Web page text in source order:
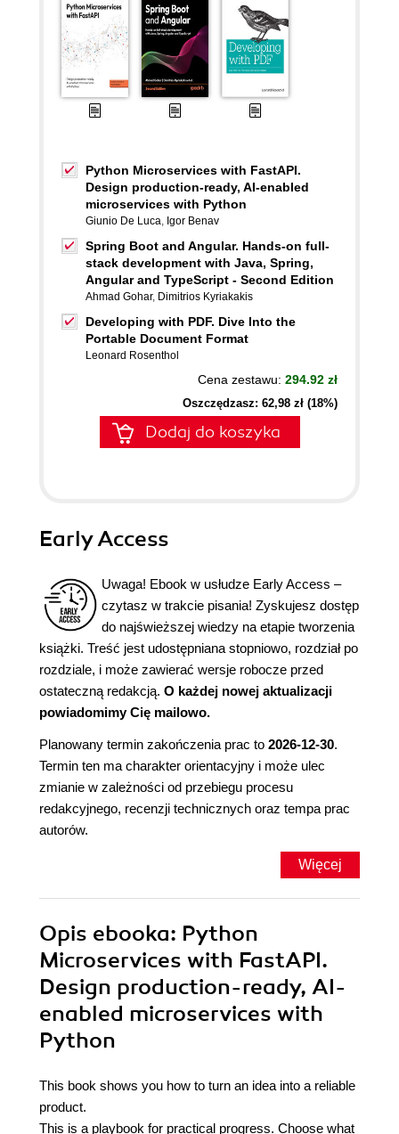
Python Microservices with FastAPI.
Design production-ready, AI-enabled
microservices with Python
Giunio De Luca, Igor Benav
Spring Boot and Angular. Hands-on full-
stack development with Java, Spring,
Angular and TypeScript - Second Edition
Ahmad Gohar, Dimitrios Kyriakakis
Developing with PDF. Dive Into the
Portable Document Format
Leonard Rosenthol
Cena zestawu: 294.92 zł
Oszczędzasz: 62,98 zł (18%)
Dodaj do koszyka
Early Access
Uwaga! Ebook w usłudze Early Access –
czytasz w trakcie pisania! Zyskujesz dostęp
do najświeższej wiedzy na etapie tworzenia
książki. Treść jest udostępniana stopniowo, rozdział po
rozdziale, i może zawierać wersje robocze przed
ostateczną redakcją. O każdej nowej aktualizacji
powiadomimy Cię mailowo.
Planowany termin zakończenia prac to 2026-12-30.
Termin ten ma charakter orientacyjny i może ulec
zmianie w zależności od przebiegu procesu
redakcyjnego, recenzji technicznych oraz tempa prac
autorów.
Więcej
Opis ebooka: Python
Microservices with FastAPI.
Design production-ready, AI-
enabled microservices with
Python
This book shows you how to turn an idea into a reliable
product.
This is a playbook for practical progress. Choose what